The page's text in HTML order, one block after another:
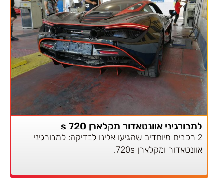
למבורגיני אוונטאדור מקלארן 720 s
2 רכבים מיוחדים שהגיעו אלינו לבדיקה: למבורגיני
אוונטאדור ומקלארן 720s.